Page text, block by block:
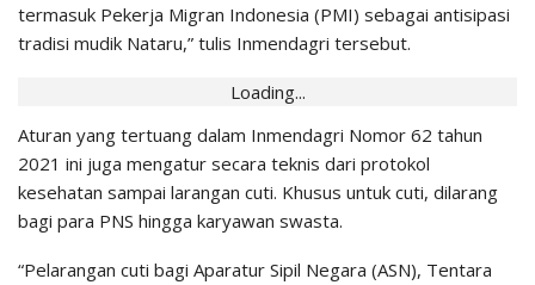
termasuk Pekerja Migran Indonesia (PMI) sebagai antisipasi
tradisi mudik Nataru,” tulis Inmendagri tersebut.
Loading...
Aturan yang tertuang dalam Inmendagri Nomor 62 tahun
2021 ini juga mengatur secara teknis dari protokol
kesehatan sampai larangan cuti. Khusus untuk cuti, dilarang
bagi para PNS hingga karyawan swasta.
“Pelarangan cuti bagi Aparatur Sipil Negara (ASN), Tentara